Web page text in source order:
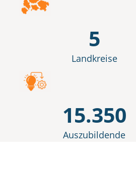
Mittelstand, ein
5
Landkreise
15.350
Auszubildende